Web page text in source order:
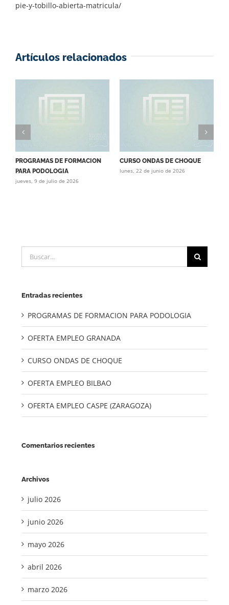
pie-y-tobillo-abierta-matricula/
Artículos relacionados
PROGRAMAS DE FORMACION
PARA PODOLOGIA
jueves, 9 de julio de 2026
CURSO ONDAS DE CHOQUE
lunes, 22 de junio de 2026
Entradas recientes
PROGRAMAS DE FORMACION PARA PODOLOGIA
OFERTA EMPLEO GRANADA
CURSO ONDAS DE CHOQUE
OFERTA EMPLEO BILBAO
OFERTA EMPLEO CASPE (ZARAGOZA)
Comentarios recientes
Archivos
julio 2026
junio 2026
mayo 2026
abril 2026
marzo 2026